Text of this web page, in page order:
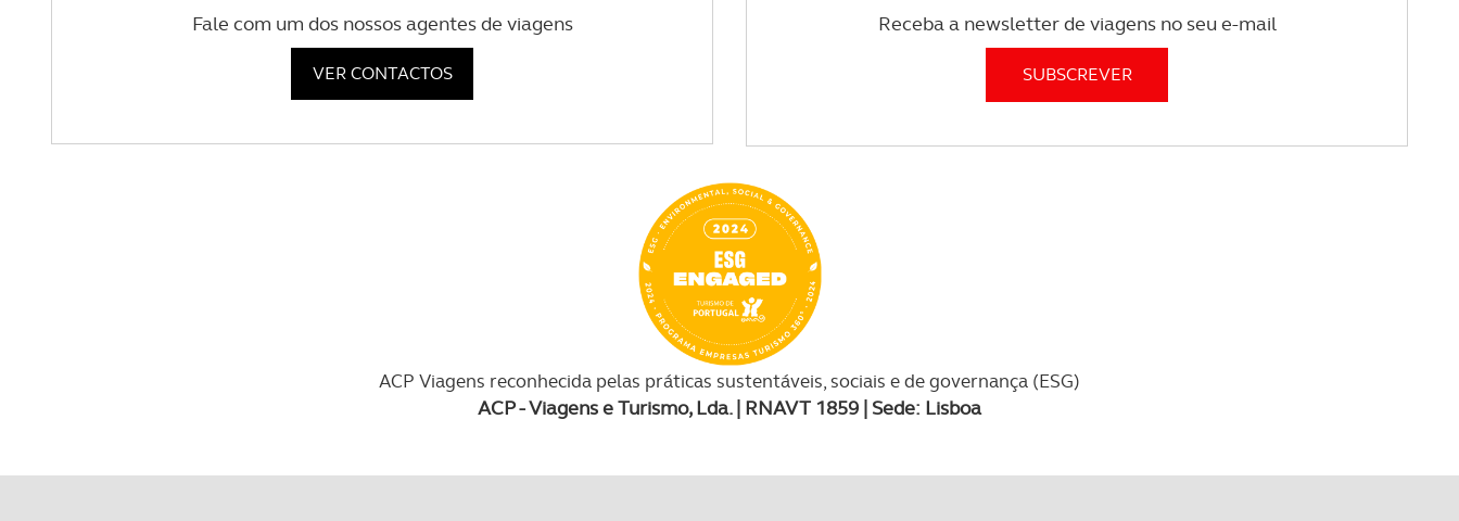
Fale com um dos nossos agentes de viagens
VER CONTACTOS
Receba a newsletter de viagens no seu e-mail
ACP Viagens reconhecida pelas práticas sustentáveis, sociais e de governança (ESG)
ACP - Viagens e Turismo, Lda. | RNAVT 1859 | Sede: Lisboa